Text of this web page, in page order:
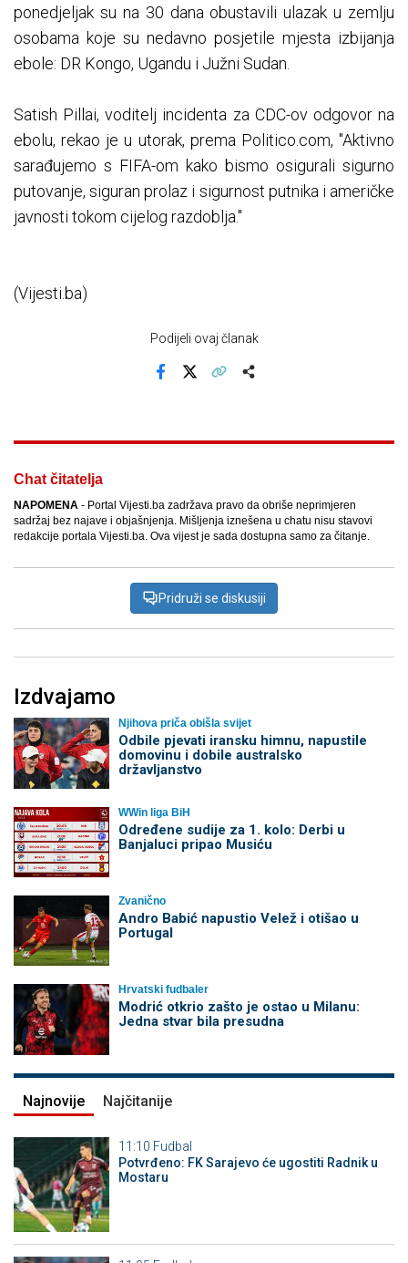
ponedjeljak su na 30 dana obustavili ulazak u zemlju
osobama koje su nedavno posjetile mjesta izbijanja
ebole: DR Kongo, Ugandu i Južni Sudan.
Satish Pillai, voditelj incidenta za CDC-ov odgovor na
ebolu, rekao je u utorak, prema Politico.com, "Aktivno
sarađujemo s FIFA-om kako bismo osigurali sigurno
putovanje, siguran prolaz i sigurnost putnika i američke
javnosti tokom cijelog razdoblja."
(Vijesti.ba)
Podijeli ovaj članak
Chat čitatelja
NAPOMENA - Portal Vijesti.ba zadržava pravo da obriše neprimjeren
sadržaj bez najave i objašnjenja. Mišljenja iznešena u chatu nisu stavovi
redakcije portala Vijesti.ba. Ova vijest je sada dostupna samo za čitanje.
Pridruži se diskusiji
Izdvajamo
Njihova priča obišla svijet
Odbile pjevati iransku himnu, napustile
domovinu i dobile australsko
državljanstvo
WWin liga BiH
Određene sudije za 1. kolo: Derbi u
Banjaluci pripao Musiću
Zvanično
Andro Babić napustio Velež i otišao u
Portugal
Hrvatski fudbaler
Modrić otkrio zašto je ostao u Milanu:
Jedna stvar bila presudna
Najnovije Najčitanije
11:10 Fudbal
Potvrđeno: FK Sarajevo će ugostiti Radnik u
Mostaru